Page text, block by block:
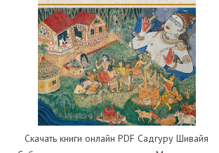
Скачать книги онлайн PDF Садгуру Шивайя